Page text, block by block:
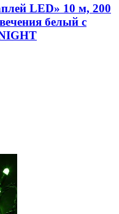
LED» 10 м, 200
белый с